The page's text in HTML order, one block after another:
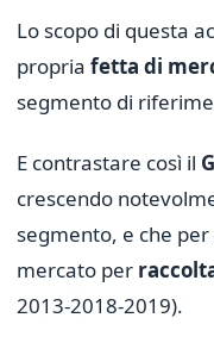
Lo scopo di questa
propria fetta di
segmento di
E contrastare così il
crescendo
segmento, e che
mercato per
2013-2018-2019).